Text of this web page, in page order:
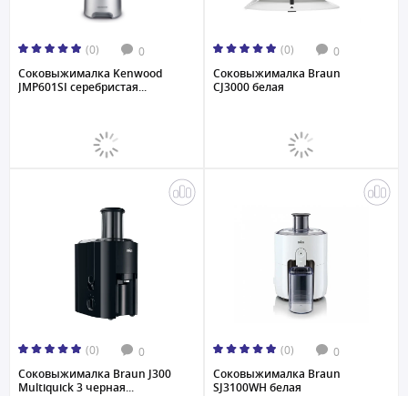
(0) 0
Соковыжималкa Kenwood
JMP601SI серебристая...
(0) 0
Соковыжималкa Braun
CJ3000 белая
(0) 0
Соковыжималкa Braun J300
Multiquick 3 черная...
(0) 0
Соковыжималкa Braun
SJ3100WH белая